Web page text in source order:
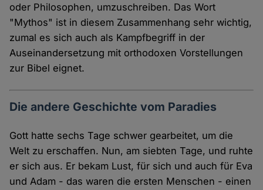
oder Philosophen, umzuschreiben. Das Wort
"Mythos" ist in diesem Zusammenhang sehr wichtig,
zumal es sich auch als Kampfbegriff in der
Auseinandersetzung mit orthodoxen Vorstellungen
zur Bibel eignet.
Die andere Geschichte vom Paradies
Gott hatte sechs Tage schwer gearbeitet, um die
Welt zu erschaffen. Nun, am siebten Tage, und ruhte
er sich aus. Er bekam Lust, für sich und auch für Eva
und Adam - das waren die ersten Menschen - einen